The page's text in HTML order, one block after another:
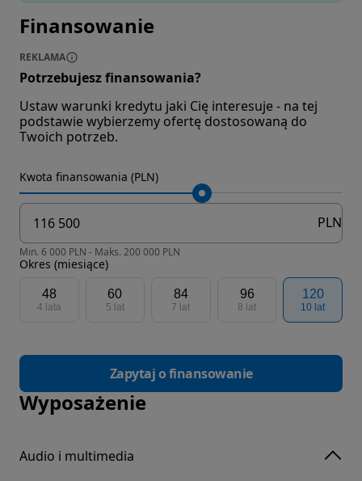
Finansowanie
REKLAMA
Potrzebujesz finansowania?
Ustaw warunki kredytu jaki Cię interesuje - na tej
podstawie wybierzemy ofertę dostosowaną do
Twoich potrzeb.
Kwota finansowania (PLN)
PLN
Min. 6 000 PLN - Maks. 200 000 PLN
Okres (miesiące)
48
4 lata
60
5 lat
84
7 lat
96
8 lat
120
10 lat
Zapytaj o finansowanie
Wyposażenie
Audio i multimedia